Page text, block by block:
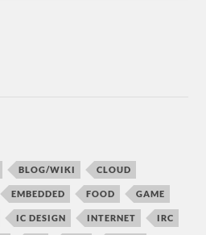
BLOG/WIKI CLOUD
EMBEDDED FOOD GAME
IC DESIGN INTERNET IRC